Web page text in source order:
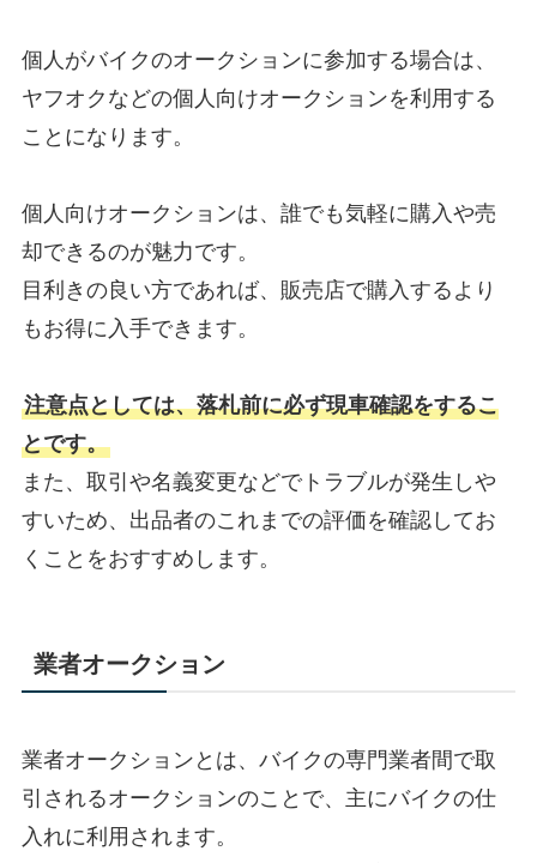
個人がバイクのオークションに参加する場合は、
ヤフオクなどの個人向けオークションを利用する
ことになります。
個人向けオークションは、誰でも気軽に購入や売
却できるのが魅力です。
目利きの良い方であれば、販売店で購入するより
もお得に入手できます。
注意点としては、落札前に必ず現車確認をするこ
とです。
また、取引や名義変更などでトラブルが発生しや
すいため、出品者のこれまでの評価を確認してお
くことをおすすめします。
業者オークション
業者オークションとは、バイクの専門業者間で取
引されるオークションのことで、主にバイクの仕
入れに利用されます。